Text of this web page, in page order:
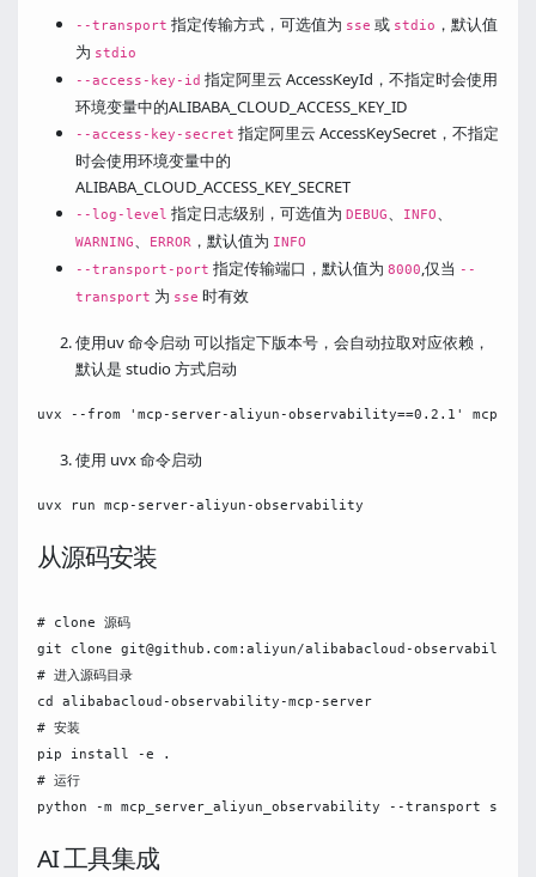
--transport 指定传输方式，可选值为 sse 或 stdio ，默认值
为 stdio
--access-key-id 指定阿里云 AccessKeyId，不指定时会使用
环境变量中的ALIBABA_CLOUD_ACCESS_KEY_ID
--access-key-secret 指定阿里云 AccessKeySecret，不指定
时会使用环境变量中的
ALIBABA_CLOUD_ACCESS_KEY_SECRET
--log-level 指定日志级别，可选值为 DEBUG、 INFO、
WARNING、 ERROR ，默认值为 INFO
--transport-port 指定传输端口，默认值为 8000,仅当 --
transport 为 sse 时有效
使用uv 命令启动 可以指定下版本号，会自动拉取对应依赖，
默认是 studio 方式启动
使用 uvx 命令启动
从源码安装
# clone 源码
git clone git@github.com:aliyun/alibabacloud-observability-
# 进入源码目录
cd alibabacloud-observability-mcp-server
# 安装
pip install -e .
# 运行
AI 工具集成